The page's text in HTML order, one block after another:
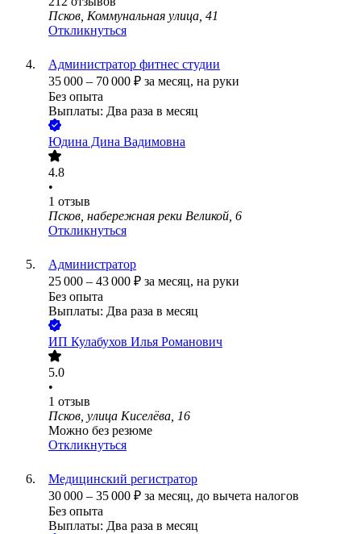
Псков, Коммунальная улица, 41
Откликнуться
Администратор фитнес студии
35 000 – 70 000 ₽ за месяц, на руки
Без опыта
Выплаты: Два раза в месяц
Юдина Дина Вадимовна
4.8
•
1 отзыв
Псков, набережная реки Великой, 6
Откликнуться
Администратор
25 000 – 43 000 ₽ за месяц, на руки
Без опыта
Выплаты: Два раза в месяц
ИП Кулабухов Илья Романович
5.0
•
1 отзыв
Псков, улица Киселёва, 16
Можно без резюме
Откликнуться
Медицинский регистратор
30 000 – 35 000 ₽ за месяц, до вычета налогов
Без опыта
Выплаты: Два раза в месяц